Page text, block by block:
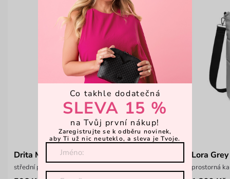
Drita M-Color
střední peněženka na patent
Lora Grey
prostorná
Co takhle dodatečná
SLEVA 15 %
na Tvůj první nákup!
Zaregistrujte se k odběru novinek,
aby Ti už nic neuteklo, a sleva je Tvoje.